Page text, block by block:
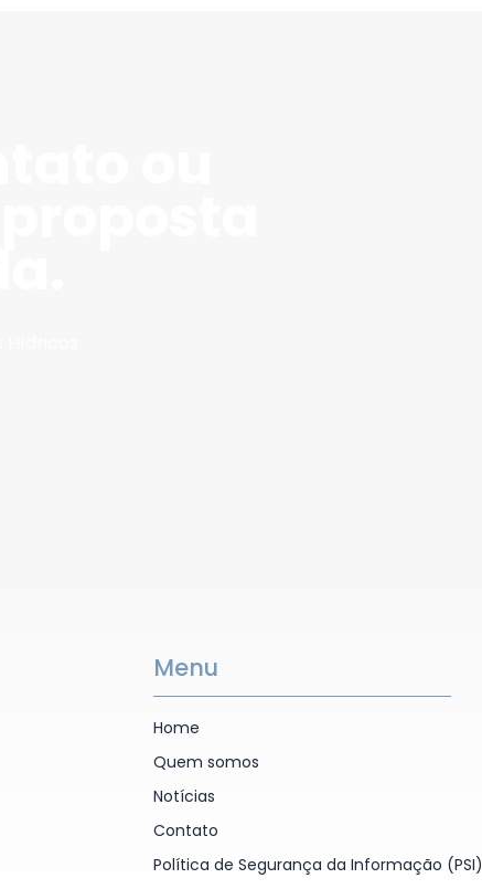
Menu
Home
Quem somos
Notícias
Contato
Política de Segurança da Informação (PSI)